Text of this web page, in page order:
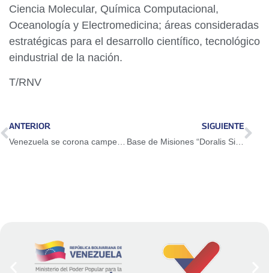
Ciencia Molecular, Química Computacional,
Oceanología y Electromedicina; áreas consideradas
estratégicas para el desarrollo científico, tecnológico
eindustrial de la nación.
T/RNV
ANTERIOR SIGUIENTE
Base de Misiones “Doralis Silva” renovó sus espacios para atender a 2.190 familias